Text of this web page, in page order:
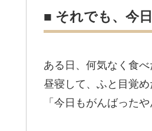
■ それでも、今
ある日、何気なく食
昼寝して、ふと目覚
「今日もがんばった